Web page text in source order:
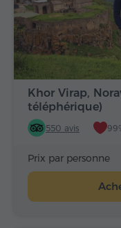
Khor Virap,
téléphérique)
550 avis
Prix par personne